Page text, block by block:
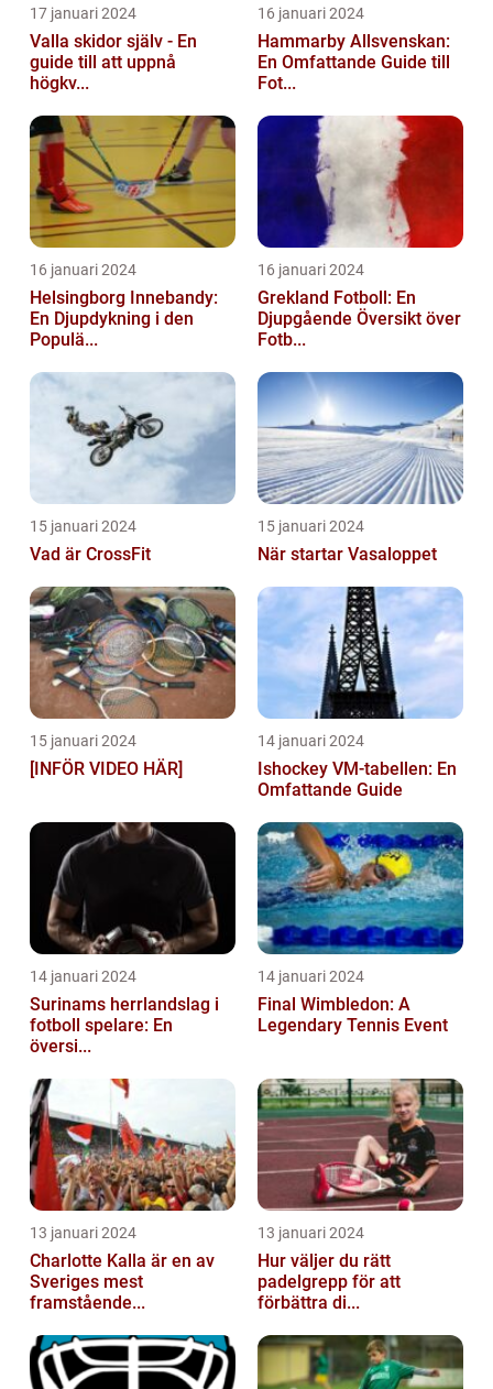
17 januari 2024
Valla skidor själv - En
guide till att uppnå
högkv...
16 januari 2024
Hammarby Allsvenskan:
En Omfattande Guide till
Fot...
16 januari 2024
Helsingborg Innebandy:
En Djupdykning i den
Populä...
16 januari 2024
Grekland Fotboll: En
Djupgående Översikt över
Fotb...
15 januari 2024
Vad är CrossFit
15 januari 2024
När startar Vasaloppet
15 januari 2024
[INFÖR VIDEO HÄR]
14 januari 2024
Ishockey VM-tabellen: En
Omfattande Guide
14 januari 2024
Surinams herrlandslag i
fotboll spelare: En
översi...
14 januari 2024
Final Wimbledon: A
Legendary Tennis Event
13 januari 2024
Charlotte Kalla är en av
Sveriges mest
framstående...
13 januari 2024
Hur väljer du rätt
padelgrepp för att
förbättra di...